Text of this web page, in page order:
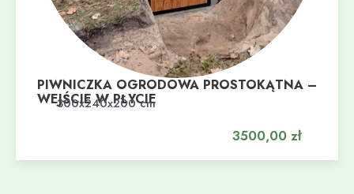
PIWNICZKA OGRODOWA PROSTOKĄTNA –
WEJŚCIE W PŁYCIE
300x240x200 cm
3500,00 zł
Dodaj do koszyka